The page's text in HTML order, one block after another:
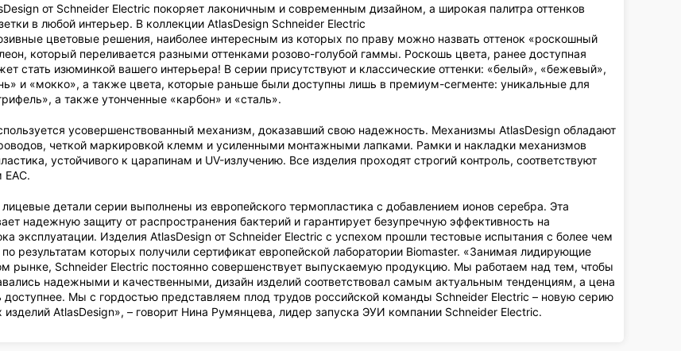
от Schneider Electric покоряет лаконичным и современным дизайном, а широкая палитра оттенков
в любой интерьер. В коллекции AtlasDesign Schneider Electric
цветовые решения, наиболее интересным из которых по праву можно назвать оттенок «роскошный
который переливается разными оттенками розово-голубой гаммы. Роскошь цвета, ранее доступная
стать изюминкой вашего интерьера! В серии присутствуют и классические оттенки: «белый», «бежевый»,
и «мокко», а также цвета, которые раньше были доступны лишь в премиум-сегменте: уникальные для
а также утонченные «карбон» и «сталь».
усовершенствованный механизм, доказавший свою надежность. Механизмы AtlasDesign обладают
четкой маркировкой клемм и усиленными монтажными лапками. Рамки и накладки механизмов
устойчивого к царапинам и UV-излучению. Все изделия проходят строгий контроль, соответствуют
ЕАС.
детали серии выполнены из европейского термопластика c добавлением ионов серебра. Эта
надежную защиту от распространения бактерий и гарантирует безупречную эффективность на
эксплуатации. Изделия AtlasDesign от Schneider Electric с успехом прошли тестовые испытания с более чем
результатам которых получили сертификат европейской лаборатории Biomaster. «Занимая лидирующие
рынке, Schneider Electric постоянно совершенствует выпускаемую продукцию. Мы работаем над тем, чтобы
надежными и качественными, дизайн изделий соответствовал самым актуальным тенденциям, а цена
доступнее. Мы с гордостью представляем плод трудов российской команды Schneider Electric – новую серию
изделий AtlasDesign», – говорит Нина Румянцева, лидер запуска ЭУИ компании Schneider Electric.